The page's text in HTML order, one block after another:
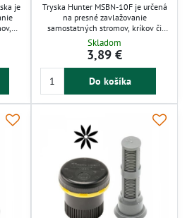
je
pri
na
Tryska Hunter MSBN-10F je určená
na presné zavlažovanie
samostatných stromov, kríkov či
črepníkov. Jednoducho sa inštaluje
na sprayové postrekovače s
vonkajším závitom. Fixný 360°
uhol výseče a tlaková kompenzácia
zabezpečujú rovnomerné
spotrebe. Zabudovaný filter chráni
proti zanášaniu a zvyšuje životnosť
Skladom
3,89 €
Do košíka